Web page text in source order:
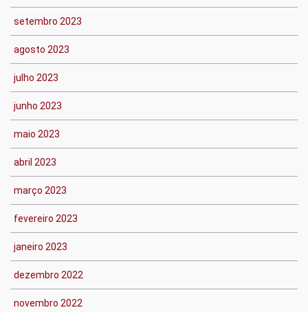
setembro 2023
agosto 2023
julho 2023
junho 2023
maio 2023
abril 2023
março 2023
fevereiro 2023
janeiro 2023
dezembro 2022
novembro 2022